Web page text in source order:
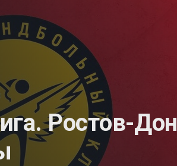
Ростов-